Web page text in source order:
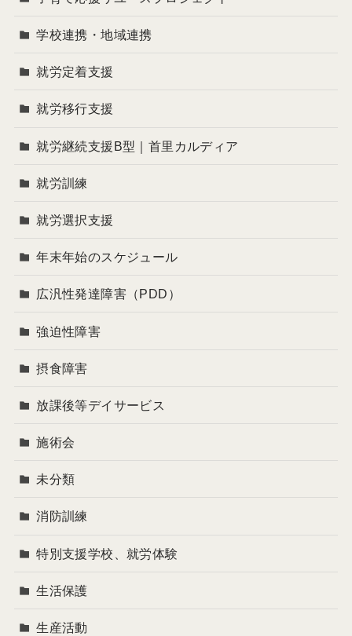
学校連携・地域連携
就労定着支援
就労移行支援
就労継続支援B型｜首里カルディア
就労訓練
就労選択支援
年末年始のスケジュール
広汎性発達障害（PDD）
強迫性障害
摂食障害
放課後等デイサービス
施術会
未分類
消防訓練
特別支援学校、就労体験
生活保護
生産活動